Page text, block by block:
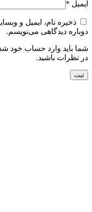
ایمیل *
ذخیره نام، ایمیل و
دوباره دیدگاهی می‌نویسم.
شما باید وارد حساب خود
در نظرات باشید.